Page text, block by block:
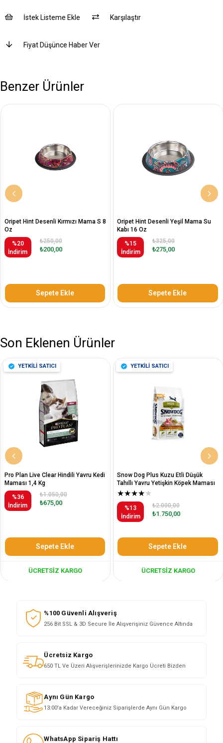
İstek Listeme Ekle Karşılaştır
Fiyat Düşünce Haber Ver
Benzer Ürünler
Oripet Hint Desenli Kırmızı Mama S 8
Oz
%20
İndirim
₺200,00
₺250,00
Sepete Ekle
Oripet Hint Desenli Yeşil Mama Su
Kabı 16 Oz
%15
İndirim
₺275,00
₺325,00
Sepete Ekle
Son Eklenen Ürünler
Pro Plan Live Clear Hindili Yavru Kedi
Maması 1,4 Kg
%36
İndirim
₺675,00
₺1.050,00
Sepete Ekle
ÜCRETSIZ KARGO
YETKİLİ SATICI
Snow Dog Plus Kuzu Etli Düşük
Tahıllı Yavru Yetişkin Köpek Maması
12 Kg
★★★★★
%13
İndirim
₺1.750,00
₺2.000,00
Sepete Ekle
ÜCRETSIZ KARGO
YETKİLİ SATICI
%100 Güvenli Alışveriş
256 Bit SSL & 3D Secure İle Alışverişiniz Güvence Altında
Ücretsiz Kargo
650 TL Ve Üzeri Alışverişlerinizde Kargo Ücreti Bizden
Aynı Gün Kargo
13:00'a Kadar Vereceğiniz Siparişlerde Aynı Gün Kargo
WhatsApp Sipariş Hattı